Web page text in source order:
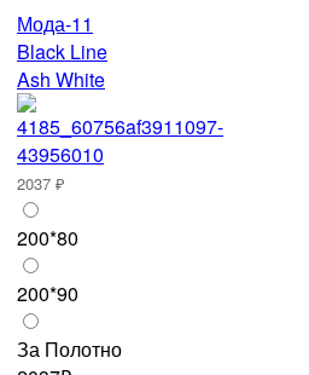
Мода-11
Black Line
Ash White
2037 ₽
200*80
200*90
За Полотно